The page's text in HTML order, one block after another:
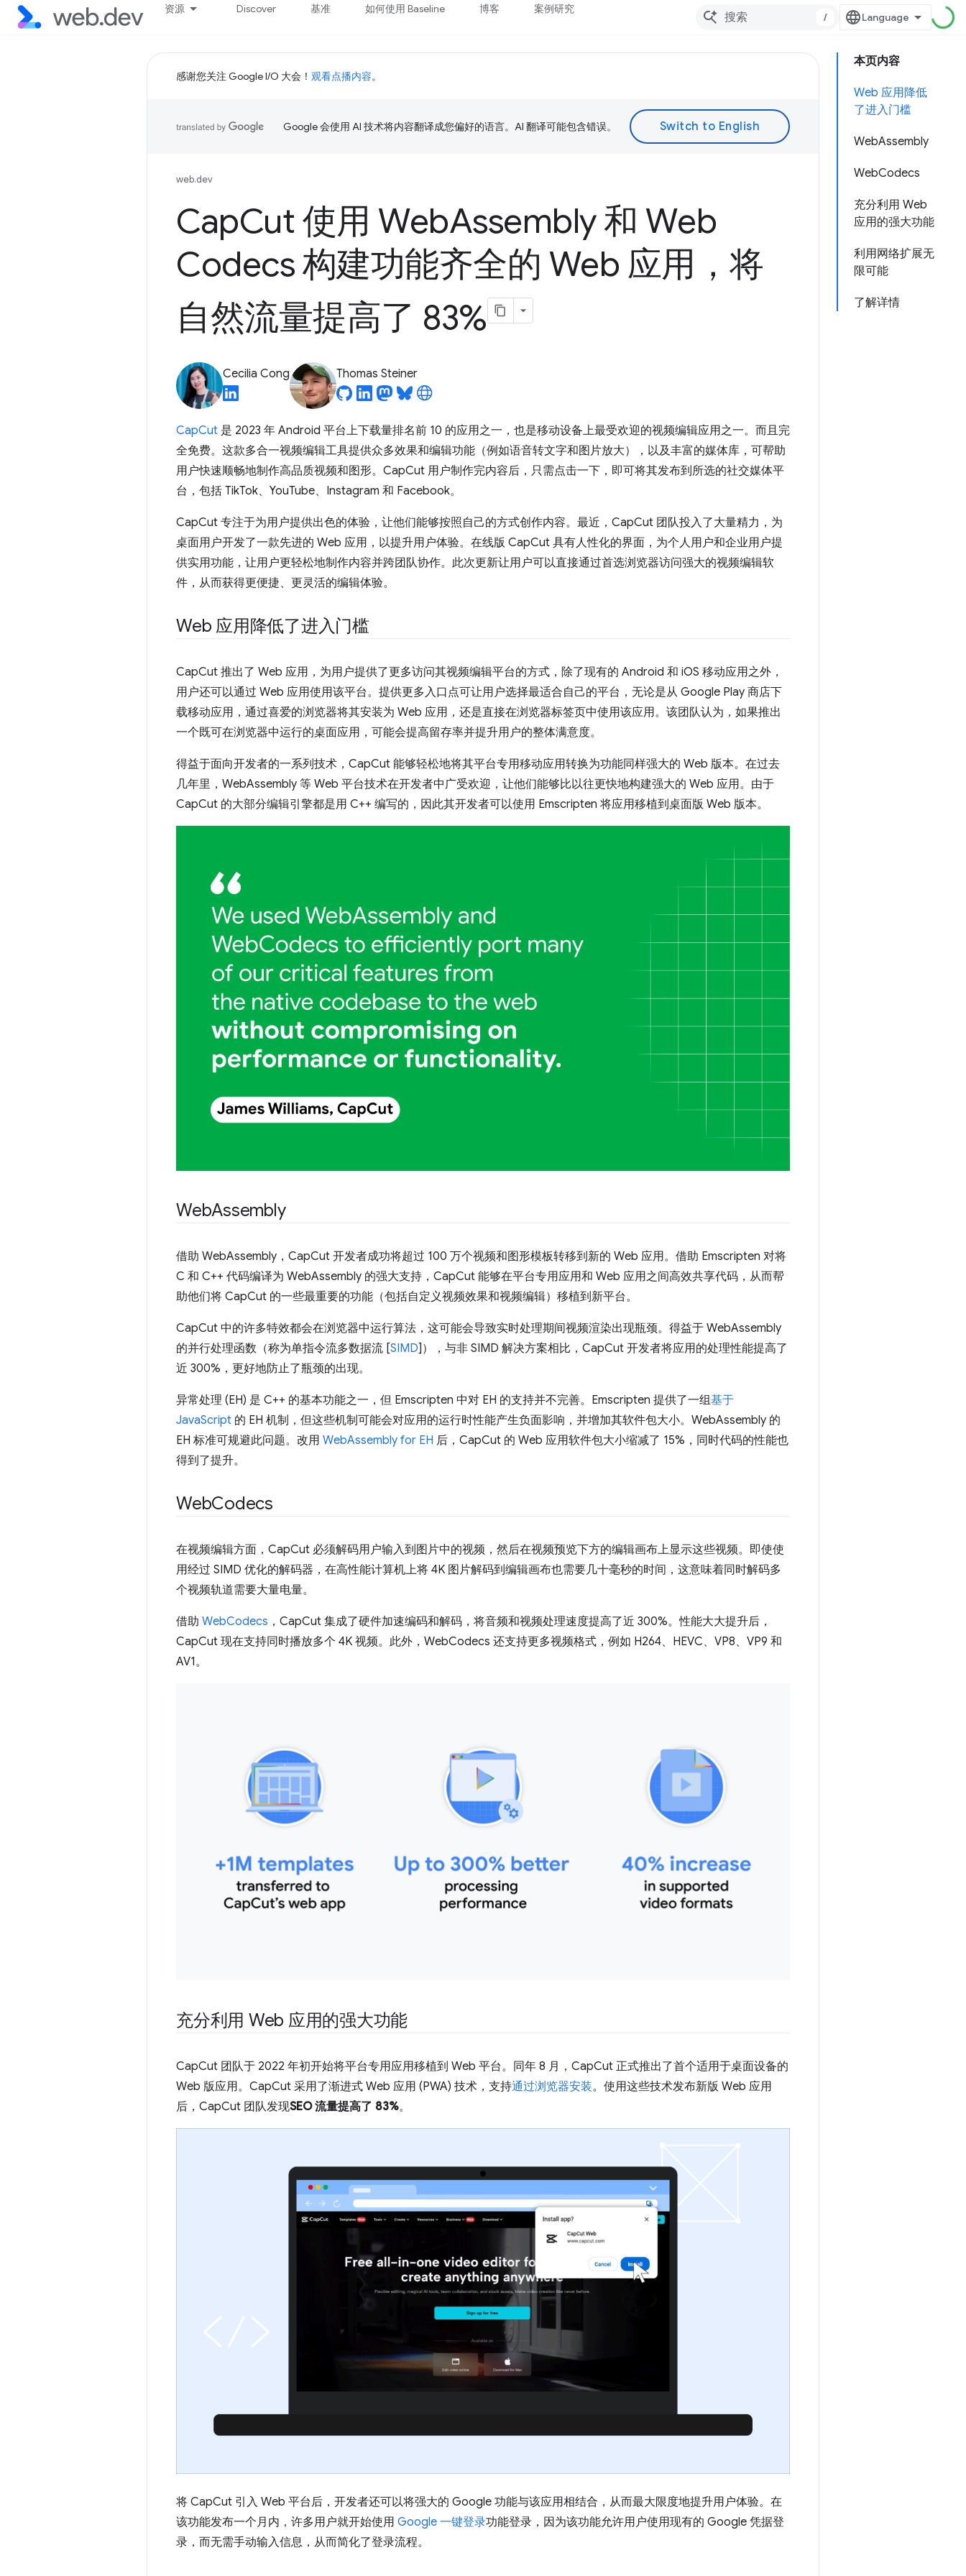
资源 Discover 基准 如何使用 Baseline 博客 案例研究
/
本页内容
Web 应用降低
了进入门槛
WebAssembly
WebCodecs
充分利用 Web
应用的强大功能
利用网络扩展无
限可能
了解详情
感谢您关注 Google I/O 大会！ 观看点播内容。
Google 会使用 AI 技术将内容翻译成您偏好的语言。AI 翻译可能包含错误。
web.dev
CapCut 使用 WebAssembly 和 Web
Codecs 构建功能齐全的 Web 应用，将
自然流量提高了 83%
Cecilia Cong Thomas Steiner
CapCut 是 2023 年 Android 平台上下载量排名前 10 的应用之一，也是移动设备上最受欢迎的视频编辑应用之一。而且完
全免费。这款多合一视频编辑工具提供众多效果和编辑功能（例如语音转文字和图片放大），以及丰富的媒体库，可帮助
用户快速顺畅地制作高品质视频和图形。CapCut 用户制作完内容后，只需点击一下，即可将其发布到所选的社交媒体平
台，包括 TikTok、YouTube、Instagram 和 Facebook。
CapCut 专注于为用户提供出色的体验，让他们能够按照自己的方式创作内容。最近，CapCut 团队投入了大量精力，为
桌面用户开发了一款先进的 Web 应用，以提升用户体验。在线版 CapCut 具有人性化的界面，为个人用户和企业用户提
供实用功能，让用户更轻松地制作内容并跨团队协作。此次更新让用户可以直接通过首选浏览器访问强大的视频编辑软
件，从而获得更便捷、更灵活的编辑体验。
Web 应用降低了进入门槛
CapCut 推出了 Web 应用，为用户提供了更多访问其视频编辑平台的方式，除了现有的 Android 和 iOS 移动应用之外，
用户还可以通过 Web 应用使用该平台。提供更多入口点可让用户选择最适合自己的平台，无论是从 Google Play 商店下
载移动应用，通过喜爱的浏览器将其安装为 Web 应用，还是直接在浏览器标签页中使用该应用。该团队认为，如果推出
一个既可在浏览器中运行的桌面应用，可能会提高留存率并提升用户的整体满意度。
得益于面向开发者的一系列技术，CapCut 能够轻松地将其平台专用移动应用转换为功能同样强大的 Web 版本。在过去
几年里，WebAssembly 等 Web 平台技术在开发者中广受欢迎，让他们能够比以往更快地构建强大的 Web 应用。由于
CapCut 的大部分编辑引擎都是用 C++ 编写的，因此其开发者可以使用 Emscripten 将应用移植到桌面版 Web 版本。
WebAssembly
借助 WebAssembly，CapCut 开发者成功将超过 100 万个视频和图形模板转移到新的 Web 应用。借助 Emscripten 对将
C 和 C++ 代码编译为 WebAssembly 的强大支持，CapCut 能够在平台专用应用和 Web 应用之间高效共享代码，从而帮
助他们将 CapCut 的一些最重要的功能（包括自定义视频效果和视频编辑）移植到新平台。
CapCut 中的许多特效都会在浏览器中运行算法，这可能会导致实时处理期间视频渲染出现瓶颈。得益于 WebAssembly
的并行处理函数（称为单指令流多数据流 [SIMD]），与非 SIMD 解决方案相比，CapCut 开发者将应用的处理性能提高了
近 300%，更好地防止了瓶颈的出现。
异常处理 (EH) 是 C++ 的基本功能之一，但 Emscripten 中对 EH 的支持并不完善。Emscripten 提供了一组基于
JavaScript 的 EH 机制，但这些机制可能会对应用的运行时性能产生负面影响，并增加其软件包大小。WebAssembly 的
EH 标准可规避此问题。改用 WebAssembly for EH 后，CapCut 的 Web 应用软件包大小缩减了 15%，同时代码的性能也
得到了提升。
WebCodecs
在视频编辑方面，CapCut 必须解码用户输入到图片中的视频，然后在视频预览下方的编辑画布上显示这些视频。即使使
用经过 SIMD 优化的解码器，在高性能计算机上将 4K 图片解码到编辑画布也需要几十毫秒的时间，这意味着同时解码多
个视频轨道需要大量电量。
借助 WebCodecs ，CapCut 集成了硬件加速编码和解码，将音频和视频处理速度提高了近 300%。性能大大提升后，
CapCut 现在支持同时播放多个 4K 视频。此外，WebCodecs 还支持更多视频格式，例如 H264、HEVC、VP8、VP9 和
AV1。
充分利用 Web 应用的强大功能
CapCut 团队于 2022 年初开始将平台专用应用移植到 Web 平台。同年 8 月，CapCut 正式推出了首个适用于桌面设备的
Web 版应用。CapCut 采用了渐进式 Web 应用 (PWA) 技术，支持通过浏览器安装。使用这些技术发布新版 Web 应用
后，CapCut 团队发现SEO 流量提高了 83%。
将 CapCut 引入 Web 平台后，开发者还可以将强大的 Google 功能与该应用相结合，从而最大限度地提升用户体验。在
该功能发布一个月内，许多用户就开始使用 Google 一键登录功能登录，因为该功能允许用户使用现有的 Google 凭据登
录，而无需手动输入信息，从而简化了登录流程。